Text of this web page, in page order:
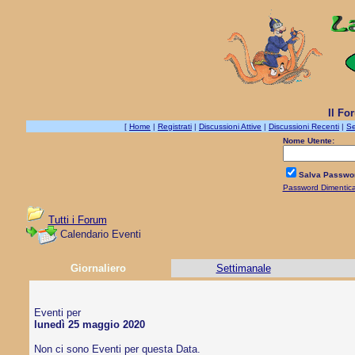
Il
[ Home | Registrati | Discussioni Attive | Discussioni Recenti |
Nome Utente:
Salva
Password
Tutti i Forum
Calendario Eventi
Giornaliero Settimanale
Eventi per
lunedì 25 maggio 2020
Non ci sono Eventi per questa Data.